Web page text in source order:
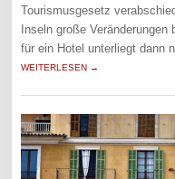
Tourismusgesetz
Inseln große
für ein Hotel unterliegt dann
WEITERLESEN →